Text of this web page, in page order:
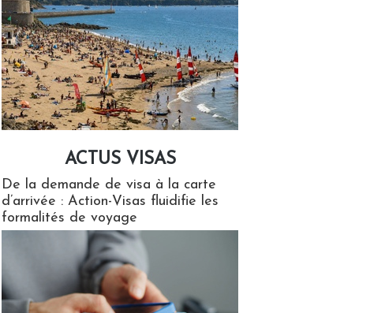
ACTUS VISAS
De la demande de visa à la carte
d’arrivée : Action-Visas fluidifie les
formalités de voyage